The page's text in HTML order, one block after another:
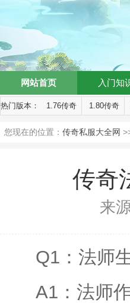
网站首页 入门知
热门版本： 1.76传奇 1.80传奇
您现在的位置： 传奇私服大全网
传奇
来
Q1：法师
A1：法师